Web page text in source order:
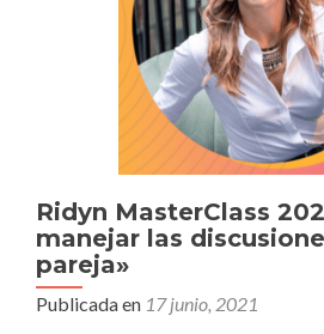
Ridyn MasterClass
manejar las
pareja»
Publicada en 17 junio, 2021